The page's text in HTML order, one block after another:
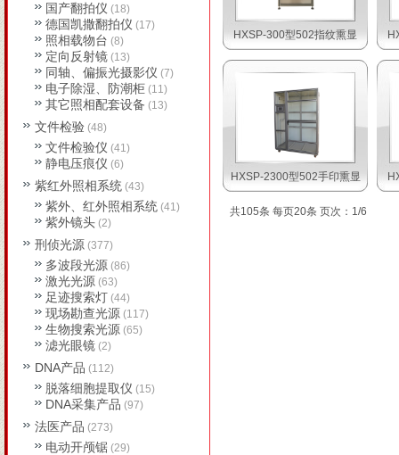
HXSP-300型502指纹熏显
HXSP-2300型502手印熏显
共105条 每页20条 页次：1/6
国产翻拍仪 (18)
德国凯撒翻拍仪 (17)
照相载物台 (8)
定向反射镜 (13)
同轴、偏振光摄影仪 (7)
电子除湿、防潮柜 (11)
其它照相配套设备 (13)
文件检验 (48)
文件检验仪 (41)
静电压痕仪 (6)
紫红外照相系统 (43)
紫外、红外照相系统 (41)
紫外镜头 (2)
刑侦光源 (377)
多波段光源 (86)
激光光源 (63)
足迹搜索灯 (44)
现场勘查光源 (117)
生物搜索光源 (65)
滤光眼镜 (2)
DNA产品 (112)
脱落细胞提取仪 (15)
DNA采集产品 (97)
法医产品 (273)
电动开颅锯 (29)